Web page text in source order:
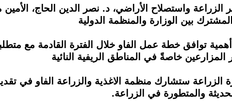
الزراعة واستصلاح الأراضي، د. نصر الدين الحاج،
بين الوزارة والمنظمة الدولية
توافق خطة عمل الفاو خلال الفترة القادمة مع
خاصةً في المناطق الريفية النائية
الزراعة ستشارك منظمة الاغذية والزراعة الفاو في
والمتطورة في الزراعة.